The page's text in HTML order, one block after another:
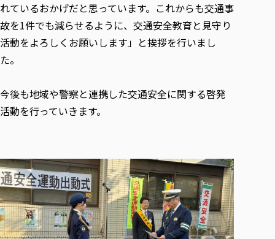
教育実践活動（教育学科学生のみ受講可能）
禅のこころ
学費（学部学科）
授業料減免・奨学金等
学生自主活動支援
社会人学生の育児支援（一時預かり）
れているおかげだと思っています。これからも交通事
故を1件でも減らせるように、交通安全教育と見守り
活動をよろしくお願いします」と挨拶を行いまし
た。
今後も地域や警察と連携した交通安全に関する啓発
活動を行っていきます。